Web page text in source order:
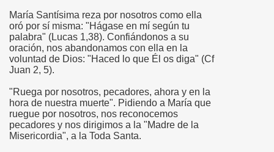
María Santísima reza por nosotros como ella
oró por sí misma: "Hágase en mí según tu
palabra" (Lucas 1,38). Confiándonos a su
oración, nos abandonamos con ella en la
voluntad de Dios: "Haced lo que Él os diga" (Cf
Juan 2, 5).
"Ruega por nosotros, pecadores, ahora y en la
hora de nuestra muerte". Pidiendo a María que
ruegue por nosotros, nos reconocemos
pecadores y nos dirigimos a la "Madre de la
Misericordia", a la Toda Santa.
María Stma. de la Amargura